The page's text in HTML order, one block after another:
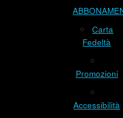
Carta
Fedeltà
Promozioni
Accessibilità